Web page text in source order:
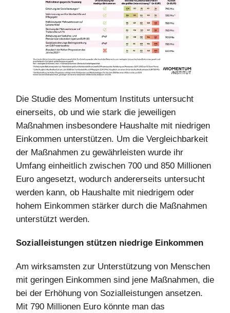
Die Studie des Momentum Instituts untersucht
einerseits, ob und wie stark die jeweiligen
Maßnahmen insbesondere Haushalte mit niedrigen
Einkommen unterstützen. Um die Vergleichbarkeit
der Maßnahmen zu gewährleisten wurde ihr
Umfang einheitlich zwischen 700 und 850 Millionen
Euro angesetzt, wodurch andererseits untersucht
werden kann, ob Haushalte mit niedrigem oder
hohem Einkommen stärker durch die Maßnahmen
unterstützt werden.
Sozialleistungen stützen niedrige Einkommen
Am wirksamsten zur Unterstützung von Menschen
mit geringen Einkommen sind jene Maßnahmen, die
bei der Erhöhung von Sozialleistungen ansetzen.
Mit 790 Millionen Euro könnte man das